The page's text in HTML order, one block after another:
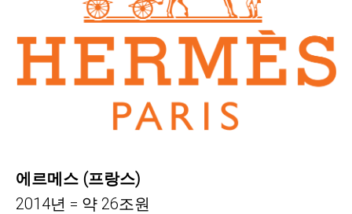
에르메스 (프랑스)
2014년 = 약 26조원